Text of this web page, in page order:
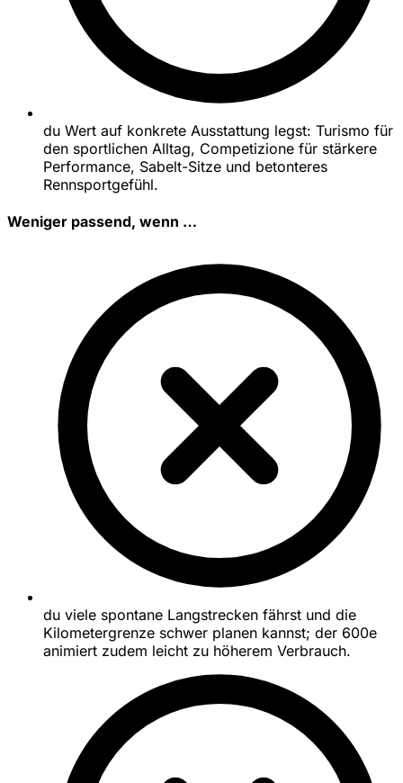
du Wert auf konkrete Ausstattung legst: Turismo für
den sportlichen Alltag, Competizione für stärkere
Performance, Sabelt-Sitze und betonteres
Rennsportgefühl.
Weniger passend, wenn …
du viele spontane Langstrecken fährst und die
Kilometergrenze schwer planen kannst; der 600e
animiert zudem leicht zu höherem Verbrauch.